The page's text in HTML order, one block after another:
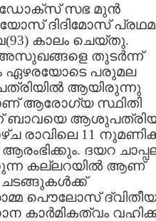
സഭ മുന്‍
ദിദിമോസ്
കാലം ചെയ്തു.
തുടര്‍ന്ന്
ഏഴരയോടെ പരുമല
ആയിരുന്നു
ആരോഗ്യ സ്ഥിതി
ബാവയെ
രാവിലെ 11
ദയറ
കല്ലറയില്‍ ആണ്
ചടങ്ങുകള്‍ക്ക്
പൌലോസ്
കാര്‍മികത്വം